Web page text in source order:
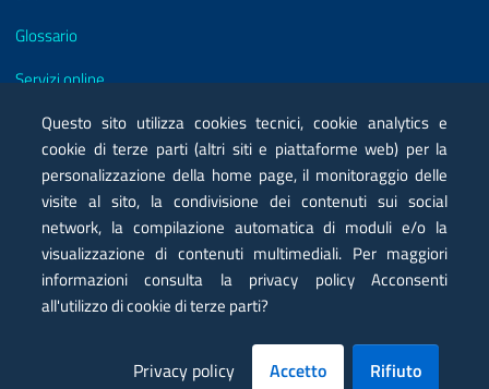
Glossario
Servizi online
Moduli
Posta elettronica certificata PEC
Privacy
Note legali
Contatti
Dichiarazione di accessibilità
Questo sito utilizza cookies tecnici, cookie analytics e
cookie di terze parti (altri siti e piattaforme web) per la
personalizzazione della home page, il monitoraggio delle
visite al sito, la condivisione dei contenuti sui social
network, la compilazione automatica di moduli e/o la
visualizzazione di contenuti multimediali. Per maggiori
informazioni consulta la privacy policy Acconsenti
all'utilizzo di cookie di terze parti?
Privacy policy Accetto Rifiuto